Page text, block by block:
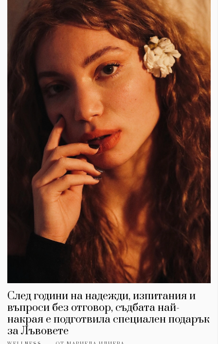
След години на надежди, изпитания и
въпроси без отговор, съдбата най-
накрая е подготвила специален подарък
за Лъвовете